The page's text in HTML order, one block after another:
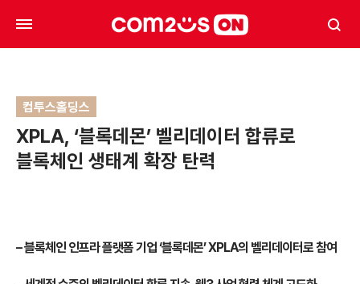
컴투스홀딩스
XPLA, ‘블록데몬’ 벨리데이터 합류로
블록체인 생태계 확장 탄력
–블록체인 인프라 플랫폼 기업 ‘블록데몬’ XPLA의 벨리데이터로 참여